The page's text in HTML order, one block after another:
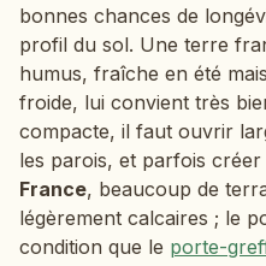
bonnes chances de
profil du sol. Une terre
humus, fraîche en été
froide, lui convient très
compacte, il faut ouvrir
les parois, et parfois
France, beaucoup de
légèrement calcaires ; le
condition que le porte-